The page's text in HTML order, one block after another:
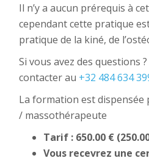
Il n’y a aucun prérequis à
cependant cette pratique
pratique de la kiné, de
Si vous avez des questions
contacter au +32 484 634
La formation est dispensée
/ massothérapeute
Tarif : 650.00 €
Vous recevrez une